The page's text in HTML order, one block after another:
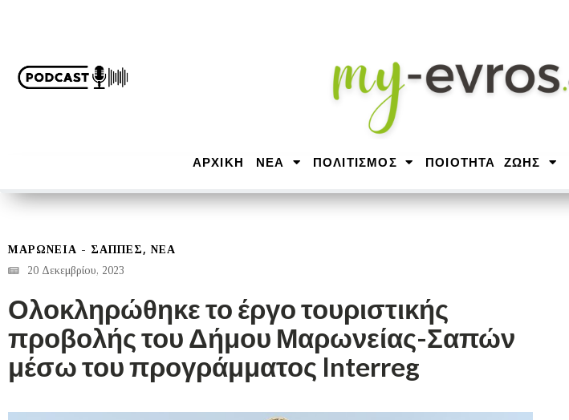
ΑΡΧΙΚΉ ΝΕΑ ΠΟΛΙΤΙΣΜΟΣ ΠΟΙΟΤΗΤΑ ΖΩΗΣ
ΜΑΡΩΝΕΊΑ - ΣΆΠΠΕΣ , ΝΕΑ
20 Δεκεμβρίου, 2023
Ολοκληρώθηκε το έργο τουριστικής
προβολής του Δήμου Μαρωνείας-Σαπών
μέσω του προγράμματος Interreg